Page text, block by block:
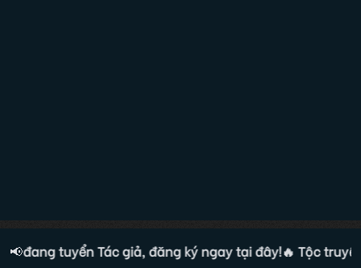
📢đang tuyển Tác giả, đăng ký ngay tại đây!🔥 Tộc